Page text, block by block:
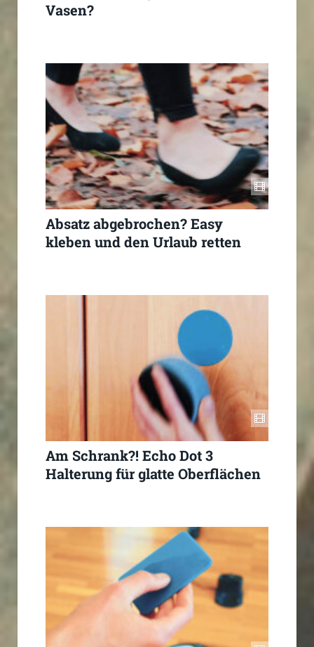
Vasen?
Absatz abgebrochen? Easy
kleben und den Urlaub retten
Am Schrank?! Echo Dot 3
Halterung für glatte Oberflächen